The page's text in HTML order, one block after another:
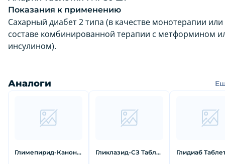
Показания к применению
Сахарный диабет 2 типа (в качестве монотерапии или
составе комбинированной терапии с метформином
инсулином).
Аналоги
Глимепирид-Канон Таблетки 3 мг 30 шт Гликлазид-СЗ Таблетки с пролонгированным высвобождением 60 мг 30 шт